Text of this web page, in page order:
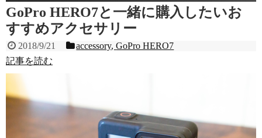
GoPro HERO7と一緒に購入したいお
すすめアクセサリー
2018/9/21 accessory,GoPro HERO7
記事を読む